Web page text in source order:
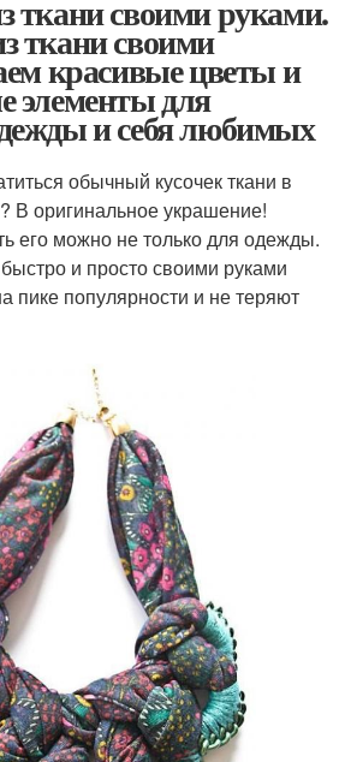
ткани своими руками.
ткани своими
красивые цветы и
элементы для
и себя любимых
обычный кусочек ткани в
В оригинальное украшение!
его можно не только для одежды.
и просто своими руками
пике популярности и не теряют